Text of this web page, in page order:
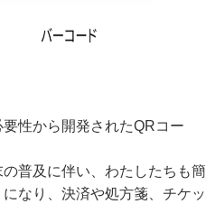
性から開発されたQRコー
普及に伴い、わたしたちも簡
なり、決済や処方箋、チケッ